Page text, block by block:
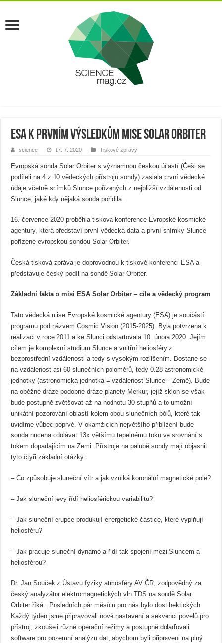
ESA k prvním výsledkům mise Solar Orbiter
science 17. 7. 2020 Tiskové zprávy
Evropská sonda Solar Orbiter s významnou českou účastí (Češi se
podíleli na 4 z 10 vědeckých přístrojů sondy) zaslala první vědecké
údaje včetně snímků Slunce pořízených z nejbližší vzdálenosti od
Slunce, jaké kdy nějaká sonda pořídila.
16. července 2020 proběhla tisková konference Evropské kosmické
agentury, která představí první vědecká data a první snímky Slunce
pořízené evropskou sondou Solar Orbiter.
Česká tisková zpráva je doprovodnou k tiskové konferenci ESA a
představuje český podíl na sondě Solar Orbiter.
Základní fakta o misi ESA Solar Orbiter – cíle a vědecký program
Tato vědecká mise Evropské kosmické agentury (ESA) je součástí
programu pod názvem Cosmic Vision (2015-2025). Byla potvrzena k
realizaci v roce 2011 a ke Slunci odstartovala 10. února 2020. Jejím
cílem je komplexní studium Slunce a vnitřní heliosféry z
bezprostřední vzdálenosti a tedy s vysokým rozlišením. Dostane se
na vzdálenost asi 60 slunečních poloměrů, tedy 0.28 astronomické
jednotky (astronomická jednotka = vzdálenost Slunce – Země). Bude
na oběžné dráze podobné dráze planety Merkur, jejíž sklon se však
bude postupně zvětšovat až na hodnotu 30 stupňů a to umožní
unikátní pozorování oblastí kolem obou slunečních pólů, které tak
uvidíme vůbec poprvé. V okamžicích největšího přiblížení bude
sonda nucena odolávat 13x většímu tepelnému toku ve srovnání s
tokem dopadajícím na Zemi. Přístroje na palubě sondy mají objasnit
tyto čtyři základní otázky:
– Co způsobuje sluneční vítr a jak vzniká koronální magnetické pole?
– Jak sluneční jevy řídí heliosférickou variabilitu?
– Jak sluneční erupce produkují energetické částice, které vyplňují
heliosféru?
– Jak pracuje sluneční dynamo a řídí tak spojení mezi Sluncem a
heliosférou?
Dr. Jan Souček z Ústavu fyziky atmosféry AV ČR, zodpovědný za
český analyzátor elektromagnetických vln TDS na sondě Solar
Orbiter říká: „Posledních pár měsíců pro nás bylo dost hektických.
Každý týden jsme připravovali nové nastavení a sekvenci povelů pro
přístroj, zkoušeli různé operační režimy a postupně dolaďovali
software pro pozemní analýzu dat, abychom byli připraveni na plný